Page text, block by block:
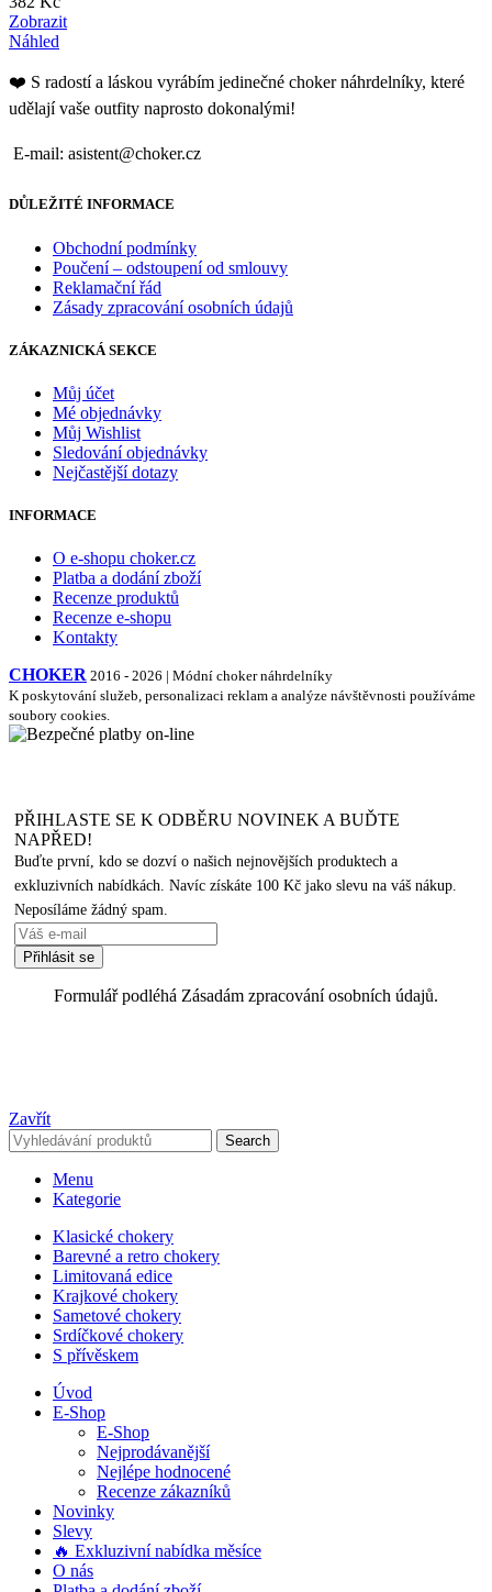
Zobrazit
Náhled
❤️ S radostí a láskou vyrábím jedinečné choker náhrdelníky, které
udělají vaše outfity naprosto dokonalými!
E-mail: asistent@choker.cz
DŮLEŽITÉ INFORMACE
Obchodní podmínky
Poučení – odstoupení od smlouvy
Reklamační řád
Zásady zpracování osobních údajů
ZÁKAZNICKÁ SEKCE
Můj účet
Mé objednávky
Můj Wishlist
Sledování objednávky
Nejčastější dotazy
INFORMACE
O e-shopu choker.cz
Platba a dodání zboží
Recenze produktů
Recenze e-shopu
Kontakty
CHOKER 2016 - 2026 | Módní choker náhrdelníky
K poskytování služeb, personalizaci reklam a analýze návštěvnosti používáme
soubory cookies.
PŘIHLASTE SE K ODBĚRU NOVINEK A BUĎTE
NAPŘED!
Buďte první, kdo se dozví o našich nejnovějších produktech a
exkluzivních nabídkách. Navíc získáte 100 Kč jako slevu na váš nákup.
Neposíláme žádný spam.
Formulář podléhá Zásadám zpracování osobních údajů.
Zavřít
Search
Menu
Kategorie
Klasické chokery
Barevné a retro chokery
Limitovaná edice
Krajkové chokery
Sametové chokery
Srdíčkové chokery
S přívěskem
Úvod
E-Shop
E-Shop
Nejprodávanější
Nejlépe hodnocené
Recenze zákazníků
Novinky
Slevy
🔥 Exkluzivní nabídka měsíce
O nás